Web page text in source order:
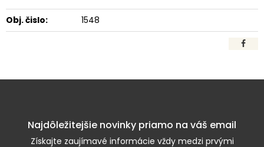
Obj. čislo: 1548
Najdôležitejšie novinky priamo na váš email
Získajte zaujímavé informácie vždy medzi prvými